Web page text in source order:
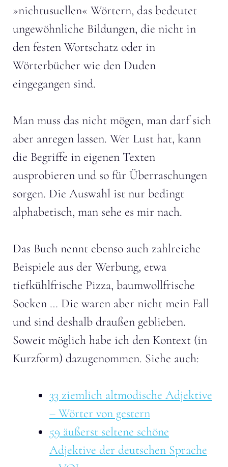
»nichtusuellen« Wörtern, das bedeutet
ungewöhnliche Bildungen, die nicht in
den festen Wortschatz oder in
Wörterbücher wie den Duden
eingegangen sind.
Man muss das nicht mögen, man darf sich
aber anregen lassen. Wer Lust hat, kann
die Begriffe in eigenen Texten
ausprobieren und so für Überraschungen
sorgen. Die Auswahl ist nur bedingt
alphabetisch, man sehe es mir nach.
Das Buch nennt ebenso auch zahlreiche
Beispiele aus der Werbung, etwa
tiefkühlfrische Pizza, baumwollfrische
Socken … Die waren aber nicht mein Fall
und sind deshalb draußen geblieben.
Soweit möglich habe ich den Kontext (in
Kurzform) dazugenommen. Siehe auch:
33 ziemlich altmodische Adjektive
– Wörter von gestern
59 äußerst seltene schöne
Adjektive der deutschen Sprache